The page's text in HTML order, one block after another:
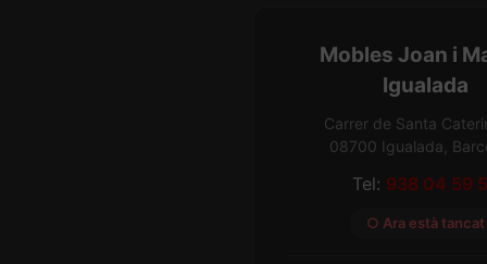
Mobles Joan i
Igualada
Carrer de Santa
08700 Igualada,
Tel: 938 04 59
○ Ara està tancat